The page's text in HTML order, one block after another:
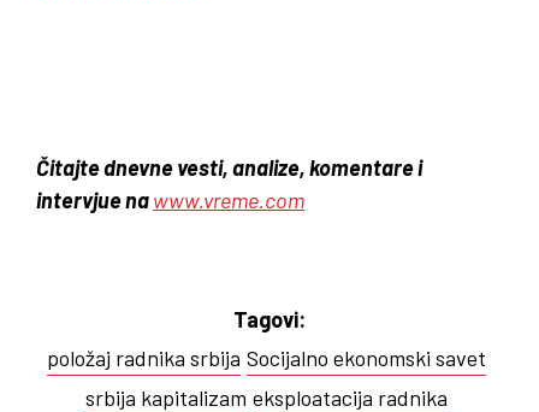
Čitajte dnevne vesti, analize, komentare i
intervjue nawww.vreme.com
Tagovi:
položaj radnika srbija Socijalno ekonomski savet
srbija kapitalizam eksploatacija radnika